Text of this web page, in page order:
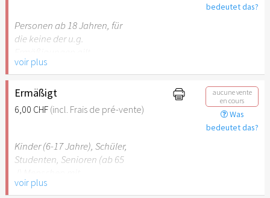
bedeutet das?
Personen ab 18 Jahren, für
die keine der u.g.
voir plus
Ermäßigt
6,00 CHF (incl. Frais de pré-vente)
aucune vente
en cours
Was
bedeutet das?
Kinder (6-17 Jahre), Schüler,
Studenten, Senioren (ab 65
Behinderung (ab 50%),
voir plus